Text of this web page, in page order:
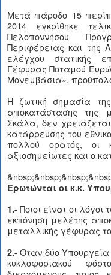
Μετά πάροδο 15
2014 εγκρίθηκε
Πελοποννήσου
Περιφέρειας και της
ελέγχου στατικής
Γέφυρας Ποταμού
Μονεμβάσια»,
Η ζωτική σημασία
αποκατάστασης της
Σκάλα, δεν
κατάρρευσης του
πολλού ορατός, οι
αξιοσημείωτες και ο
Ερωτώνται οι κ.κ.
1.- Ποιοι είναι οι
εκπόνηση μελέτης
μεταλλικής γέφυρας
2.-Όταν δύο
κυκλοφοριακού